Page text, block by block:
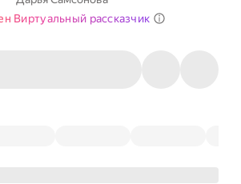
Виртуальный рассказчик